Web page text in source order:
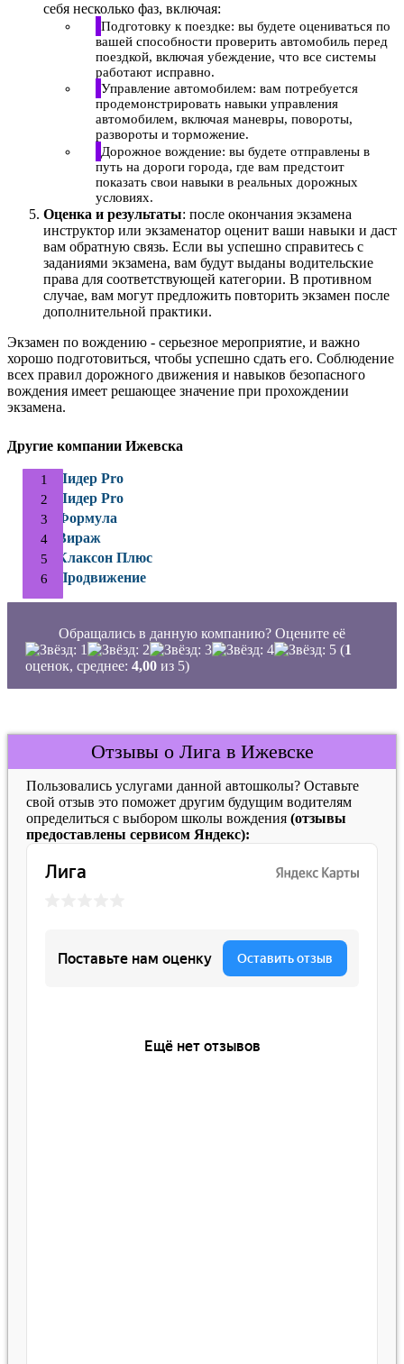
себя несколько фаз, включая:
Подготовку к поездке: вы будете оцениваться по
вашей способности проверить автомобиль перед
поездкой, включая убеждение, что все системы
работают исправно.
Управление автомобилем: вам потребуется
продемонстрировать навыки управления
автомобилем, включая маневры, повороты,
развороты и торможение.
Дорожное вождение: вы будете отправлены в
путь на дороги города, где вам предстоит
показать свои навыки в реальных дорожных
условиях.
Оценка и результаты: после окончания экзамена
инструктор или экзаменатор оценит ваши навыки и даст
вам обратную связь. Если вы успешно справитесь с
заданиями экзамена, вам будут выданы водительские
права для соответствующей категории. В противном
случае, вам могут предложить повторить экзамен после
дополнительной практики.
Экзамен по вождению - серьезное мероприятие, и важно
хорошо подготовиться, чтобы успешно сдать его. Соблюдение
всех правил дорожного движения и навыков безопасного
вождения имеет решающее значение при прохождении
экзамена.
Другие компании Ижевска
Лидер Pro
Лидер Pro
Формула
Вираж
Клаксон Плюс
Продвижение
Обращались в данную компанию? Оцените её
(1
оценок, среднее: 4,00 из 5)
Отзывы о Лига в Ижевске
Пользовались услугами данной автошколы? Оставьте
свой отзыв это поможет другим будущим водителям
определиться с выбором школы вождения (отзывы
предоставлены сервисом Яндекс):